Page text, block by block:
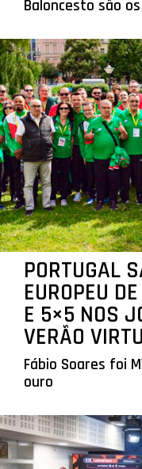
Baloncesto são
PORTUGAL
EUROPEU
E 5×5 NOS
VERÃO
Fábio Soares foi
ouro